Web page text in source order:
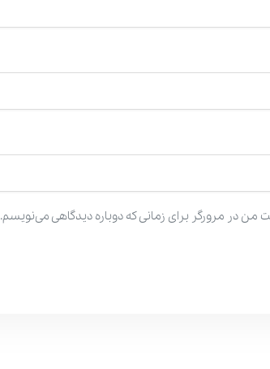
من در مرورگر برای زمانی که دوباره دیدگاهی می‌نویسم.